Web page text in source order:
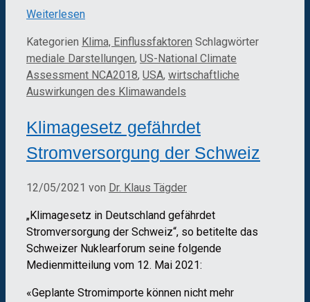
Weiterlesen
Kategorien Klima, Einflussfaktoren Schlagwörter
mediale Darstellungen, US-National Climate
Assessment NCA2018, USA, wirtschaftliche
Auswirkungen des Klimawandels
Klimagesetz gefährdet
Stromversorgung der Schweiz
12/05/2021 von Dr. Klaus Tägder
„Klimagesetz in Deutschland gefährdet
Stromversorgung der Schweiz“, so betitelte das
Schweizer Nuklearforum seine folgende
Medienmitteilung vom 12. Mai 2021:
«Geplante Stromimporte können nicht mehr